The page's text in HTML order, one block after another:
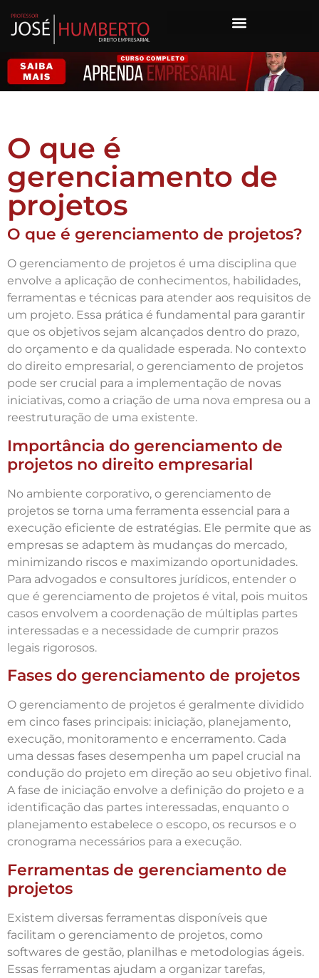
O que é
gerenciamento de
projetos
O que é gerenciamento de projetos?
O gerenciamento de projetos é uma disciplina que
envolve a aplicação de conhecimentos, habilidades,
ferramentas e técnicas para atender aos requisitos de
um projeto. Essa prática é fundamental para garantir
que os objetivos sejam alcançados dentro do prazo,
do orçamento e da qualidade esperada. No contexto
do direito empresarial, o gerenciamento de projetos
pode ser crucial para a implementação de novas
iniciativas, como a criação de uma nova empresa ou a
reestruturação de uma existente.
Importância do gerenciamento de
projetos no direito empresarial
No ambiente corporativo, o gerenciamento de
projetos se torna uma ferramenta essencial para a
execução eficiente de estratégias. Ele permite que as
empresas se adaptem às mudanças do mercado,
minimizando riscos e maximizando oportunidades.
Para advogados e consultores jurídicos, entender o
que é gerenciamento de projetos é vital, pois muitos
casos envolvem a coordenação de múltiplas partes
interessadas e a necessidade de cumprir prazos
legais rigorosos.
Fases do gerenciamento de projetos
O gerenciamento de projetos é geralmente dividido
em cinco fases principais: iniciação, planejamento,
execução, monitoramento e encerramento. Cada
uma dessas fases desempenha um papel crucial na
condução do projeto em direção ao seu objetivo final.
A fase de iniciação envolve a definição do projeto e a
identificação das partes interessadas, enquanto o
planejamento estabelece o escopo, os recursos e o
cronograma necessários para a execução.
Ferramentas de gerenciamento de
projetos
Existem diversas ferramentas disponíveis que
facilitam o gerenciamento de projetos, como
softwares de gestão, planilhas e metodologias ágeis.
Essas ferramentas ajudam a organizar tarefas,